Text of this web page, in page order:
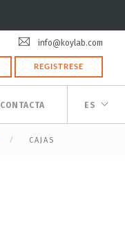
info@koylab.com
REGISTRESE
CONTACTA ES
CAJAS